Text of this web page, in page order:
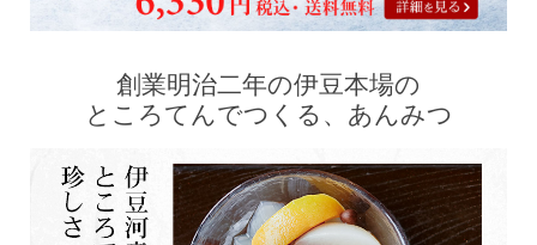
創業明治二年の伊豆本場の
ところてんでつくる、あんみつ